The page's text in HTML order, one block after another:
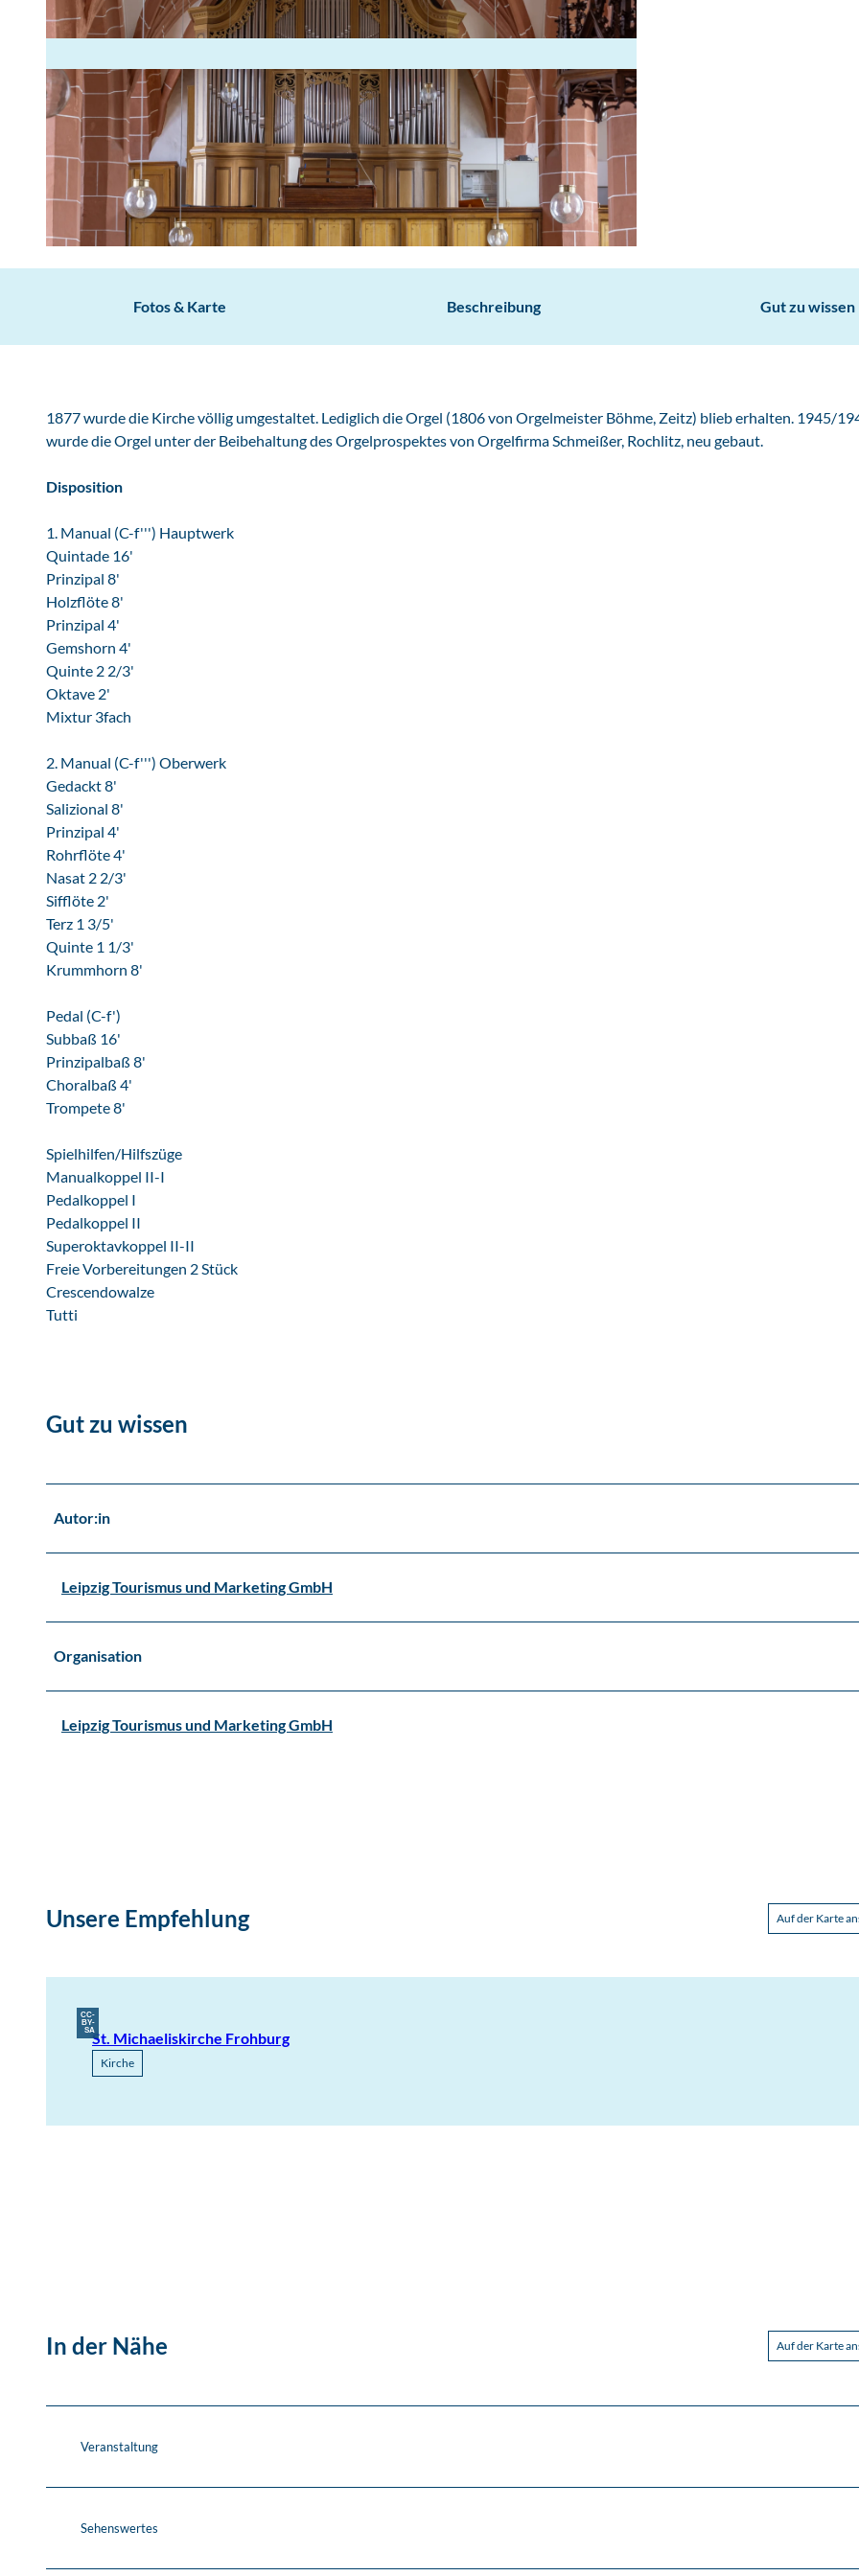
Fotos & Karte Beschreibung Gut zu wissen
1877 wurde die Kirche völlig umgestaltet. Lediglich die Orgel (1806 von Orgelmeister Böhme, Zeitz) blieb erhalten. 1945/
wurde die Orgel unter der Beibehaltung des Orgelprospektes von Orgelfirma Schmeißer, Rochlitz, neu gebaut.
Disposition
1. Manual (C-f''') Hauptwerk
Quintade 16'
Prinzipal 8'
Holzflöte 8'
Prinzipal 4'
Gemshorn 4'
Quinte 2 2/3'
Oktave 2'
Mixtur 3fach
2. Manual (C-f''') Oberwerk
Gedackt 8'
Salizional 8'
Prinzipal 4'
Rohrflöte 4'
Nasat 2 2/3'
Sifflöte 2'
Terz 1 3/5'
Quinte 1 1/3'
Krummhorn 8'
Pedal (C-f')
Subbaß 16'
Prinzipalbaß 8'
Choralbaß 4'
Trompete 8'
Spielhilfen/Hilfszüge
Manualkoppel II-I
Pedalkoppel I
Pedalkoppel II
Superoktavkoppel II-II
Freie Vorbereitungen 2 Stück
Crescendowalze
Tutti
Gut zu wissen
Autor:in
Leipzig Tourismus und Marketing GmbH
Organisation
Leipzig Tourismus und Marketing GmbH
Unsere Empfehlung Auf der Karte
CC-
BY-
SASt. Michaeliskirche Frohburg
Kirche
In der Nähe Auf der Karte
Veranstaltung
Sehenswertes